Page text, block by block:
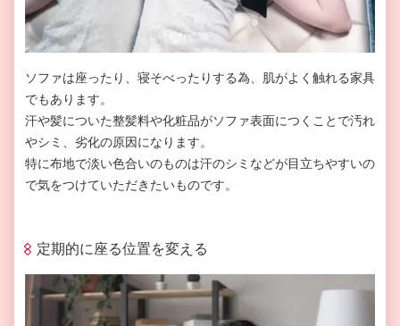
ソファは座ったり、寝そべったりする為、肌がよく触れる家具
でもあります。
汗や髪についた整髪料や化粧品がソファ表面につくことで汚れ
やシミ、劣化の原因になります。
特に布地で淡い色合いのものは汗のシミなどが目立ちやすいの
で気をつけていただきたいものです。
定期的に座る位置を変える